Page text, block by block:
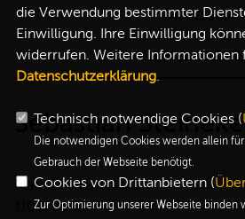
IMPRESSUM
DATENSCHUTZ
Sebastian Steineke
Platz der Republik 1
11011 Berlin
die Verwendung bestimmter
Einwilligung. Ihre Einwilligung
widerrufen. Weitere Informationen
Datenschutzerklärung.
Technisch notwendige Cookies (
Die notwendigen Cookies werden allein
Gebrauch der Webseite benötigt.
Cookies von Drittanbietern (
Zur Optimierung unserer Webseite binden